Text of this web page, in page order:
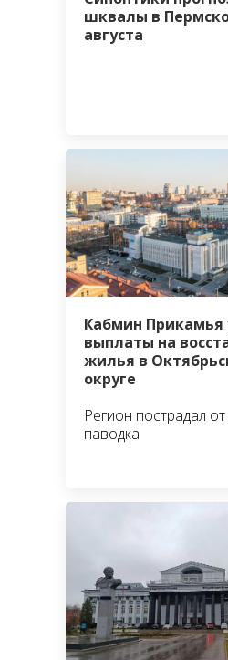
шквалы в
августа
Кабмин Прикамья
выплаты на
жилья в
округе
Регион пострадал
паводка